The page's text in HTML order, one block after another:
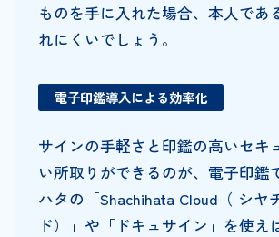
ものを手に入れた場合、本人であ
れにくいでしょう。
電子印鑑導入による効率化
サインの手軽さと印鑑の高いセキ
い所取りができるのが、電子印鑑
ハタの「Shachihata Cloud（ シヤ
ド）」や「ドキュサイン」を使え